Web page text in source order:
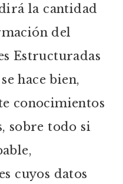
la cantidad
del
Estructuradas
hace bien,
conocimientos
sobre todo si
cuyos datos